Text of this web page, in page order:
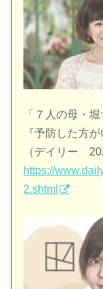
「７人の母・
『予防した方
（デイリー
https://
2.shtml